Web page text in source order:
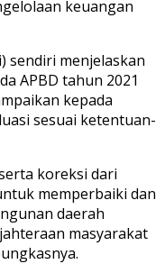
keuangan
sendiri menjelaskan
APBD tahun 2021
kepada
sesuai ketentuan-
koreksi dari
memperbaiki dan
daerah
masyarakat